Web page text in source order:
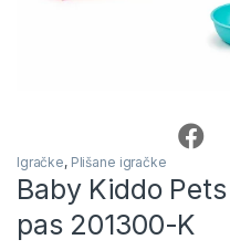
Igračke, Plišane igračke
Baby Kiddo
pas 201300-K